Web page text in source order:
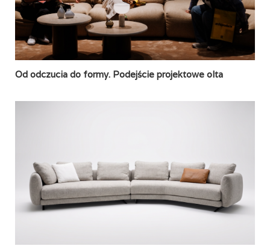
Od odczucia do formy. Podejście projektowe olta